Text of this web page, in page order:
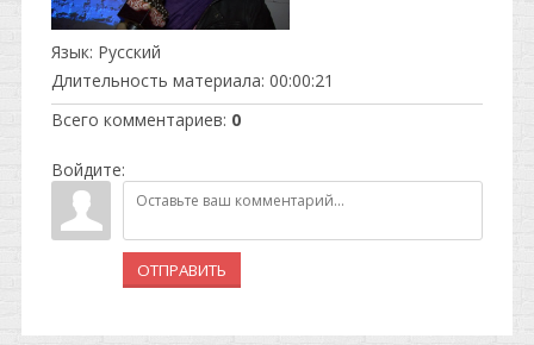
Язык: Русский
Длительность материала: 00:00:21
Всего комментариев: 0
Войдите:
ОТПРАВИТЬ